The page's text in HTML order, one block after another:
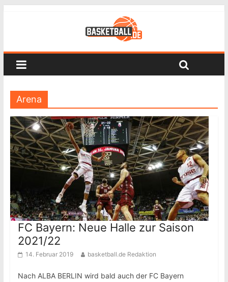
Arena
FC Bayern: Neue Halle zur Saison
2021/22
14. Februar 2019 basketball.de Redaktion
Nach ALBA BERLIN wird bald auch der FC Bayern